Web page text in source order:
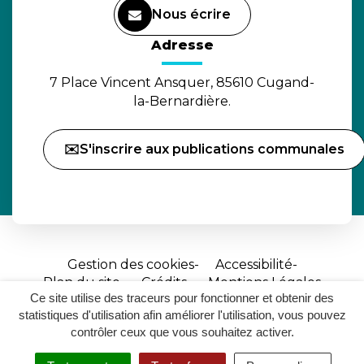
Ce site utilise des traceurs pour fonctionner et obtenir des
statistiques d'utilisation afin améliorer l'utilisation, vous pouvez
contrôler ceux que vous souhaitez activer.
Nous écrire
(ouverture dans un nouvel
Adresse
7 Place Vincent Ansquer, 85610 Cugand-
la-Bernardière.
✉️S'inscrire aux publications communales
Gestion des cookies
Accessibilité
Plan du site
Crédits
Mentions Légales
Site
réalisé
par